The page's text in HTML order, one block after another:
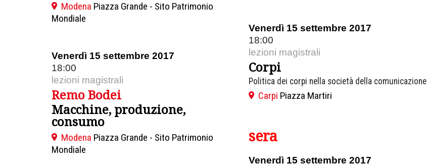
Modena Piazza Grande - Sito Patrimonio
Mondiale
Venerdì 15 settembre 2017
18:00
lezioni magistrali
Remo Bodei
Macchine, produzione,
consumo
Modena Piazza Grande - Sito Patrimonio
Mondiale
Venerdì 15 settembre 2017
18:00
lezioni magistrali
Corpi
Politica dei corpi nella società della comunicazione
Carpi Piazza Martiri
sera
Venerdì 15 settembre 2017